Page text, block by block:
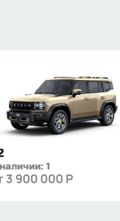
1
3 900 000 Р